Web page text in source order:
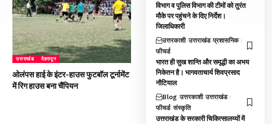
उत्तराखंड देहरादून
ओलंपस हाई के इंटर-हाउस फुटबॉल टूर्नामेंट
में रिग हाउस बना चैंपियन
विभाग व पुलिस विभाग की टीमों को तुरंत
मौके पर पहुंचने के दिए निर्देश।
जिलाधिकारी
उत्तरकाशी उत्तराखंड प्रशासनिक
फीचर्ड
भारत ही सुख शान्ति और समृद्धी का अभय
निकेतन है। भागवताचार्य शिवप्रसाद
नौटियाल
Blog उत्तरकाशी उत्तराखंड
फीचर्ड संस्कृति
उत्तराखंड के सरकारी चिकित्सालय्यों में